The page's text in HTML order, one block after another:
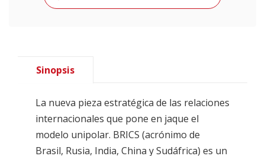
Sinopsis
La nueva pieza estratégica de las relaciones
internacionales que pone en jaque el
modelo unipolar. BRICS (acrónimo de
Brasil, Rusia, India, China y Sudáfrica) es un